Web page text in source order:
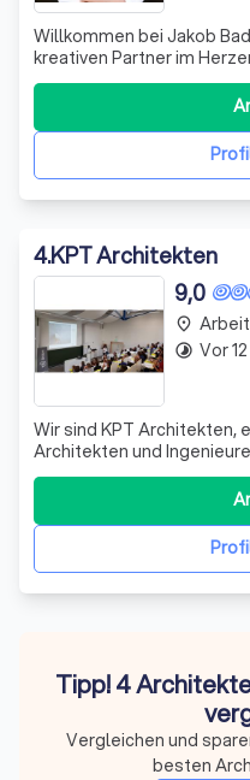
Willkommen bei Jakob
kreativen Partner im
gestalten wir mit
Bauprojekte, die von der
Umsetzung reichen.
Architekten und
4.KPT Architekten
9,0
Wir sind KPT Architekten,
Architekten und
Gestaltung und Planung
widmet. Mit einem klaren
und ästhetische
Landkreisen Freising, Pfa
place
timelapse Vor
Tipp! 4
Vergleichen und
besten